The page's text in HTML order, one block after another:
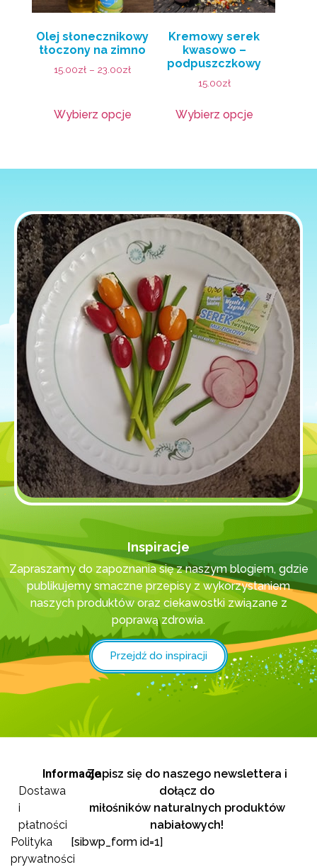
Olej słonecznikowy
tłoczony na zimno
15.00zł –23.00zł
Wybierz opcje
Kremowy serek
kwasowo –
podpuszczkowy
15.00zł
Wybierz opcje
Inspiracje
Zapraszamy do zapoznania się z naszym blogiem, gdzie
publikujemy smaczne przepisy z wykorzystaniem
naszych produktów oraz ciekawostki związane z
poprawą zdrowia.
Przejdź do inspiracji
Informacje
Dostawa
i
płatności
Polityka
prywatności
Zapisz się do naszego newslettera i
dołącz do
miłośników naturalnych produktów
nabiałowych!
[sibwp_form id=1]